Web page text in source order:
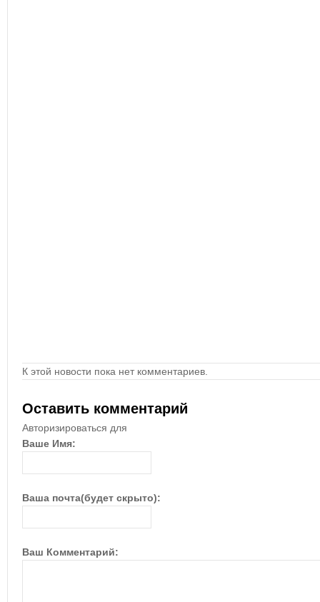
К этой новости пока нет комментариев.
Оставить комментарий
Авторизироваться для
Ваше Имя:
Ваша почта(будет скрыто):
Ваш Комментарий: